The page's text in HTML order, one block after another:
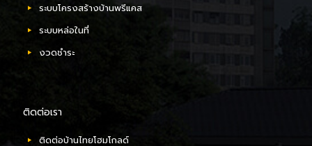
ระบบโครงสร้างบ้านพรีแคส
ระบบหล่อในที่
งวดชำระ
ติดต่อเรา
ติดต่อบ้านไทยโฮมโกลด์